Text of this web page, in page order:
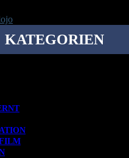
KATEGORIEN